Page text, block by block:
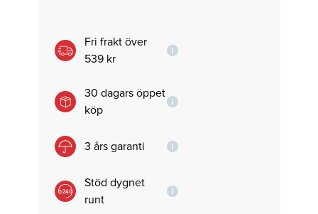
Fri frakt över
539 kr
30 dagars öppet
köp
3 års garanti
Stöd dygnet
runt